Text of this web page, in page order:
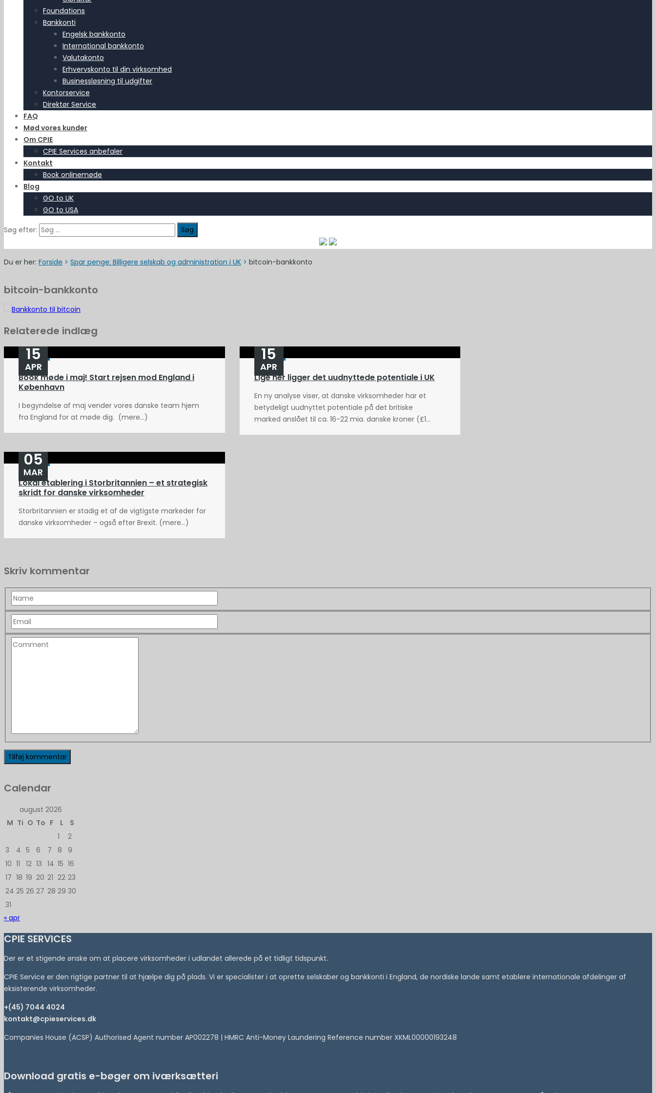
Foundations
Bankkonti
Engelsk bankkonto
International bankkonto
Valutakonto
Erhvervskonto til din virksomhed
Businessløsning til udgifter
Kontorservice
Direktør Service
FAQ
Mød vores kunder
Om CPIE
CPIE Services anbefaler
Kontakt
Book onlinemøde
Blog
GO to UK
GO to USA
Søg efter:
Du er her: Forside > Spar penge: Billigere selskab og administration i UK > bitcoin-bankkonto
bitcoin-bankkonto
Relaterede indlæg
Book møde i maj! Start rejsen mod England i
København
15
APR
I begyndelse af maj vender vores danske team hjem
fra England for at møde dig. (mere…)
Lige her ligger det uudnyttede potentiale i UK
15
APR
En ny analyse viser, at danske virksomheder har et
betydeligt uudnyttet potentiale på det britiske
marked anslået til ca. 16-22 mia. danske kroner (£1...
Lokal etablering i Storbritannien – et strategisk
skridt for danske virksomheder
05
MAR
Storbritannien er stadig et af de vigtigste markeder for
danske virksomheder – også efter Brexit. (mere…)
Skriv kommentar
Calendar
august 2026
M Ti O To F L
S
1
2
3
4 5 6 7 8
9
10 11 12 13 14 15 16
17 18 19 20 21 22 23
24 25 26 27 28 29 30
31
« apr
CPIE SERVICES
Der er et stigende ønske om at placere virksomheder i udlandet allerede på et tidligt tidspunkt.
CPIE Service er den rigtige partner til at hjælpe dig på plads. Vi er specialister i at oprette selskaber og bankkonti i England, de nordiske lande samt etablere internationale afdelinger af
eksisterende virksomheder.
+(45) 7044 4024
kontakt@cpieservices.dk
Companies House (ACSP) Authorised Agent number AP002278 | HMRC Anti-Money Laundering Reference number XKML00000193248
Download gratis e-bøger om iværksætteri